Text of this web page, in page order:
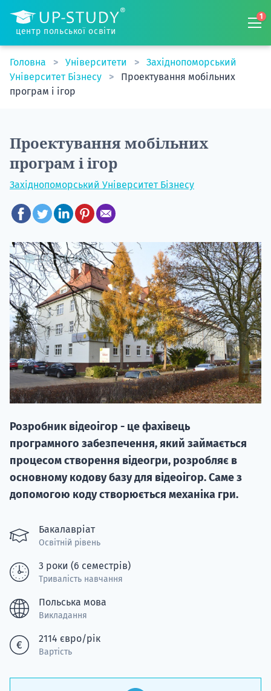
центр польської освіти
1
Головна Університети
Західнопоморський
Університет Бізнесу
Проектування мобільних
програм і ігор
Проектування мобільних
програм і ігор
Західнопоморський Університет Бізнесу
Розробник відеоігор - це фахівець
програмного забезпечення, який займається
процесом створення відеогри, розробляє в
основному кодову базу для відеоігор. Саме з
допомогою коду створюється механіка гри.
Бакалавріат
Освітній рівень
3 роки (6 семестрів)
Тривалість навчання
Польська мова
Викладання
2114 євро/рік
Вартість
НАБІР
вступ на